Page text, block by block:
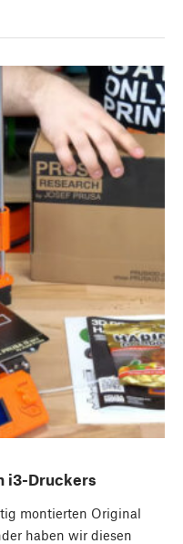
i3-Druckers
montierten Original
haben wir diesen